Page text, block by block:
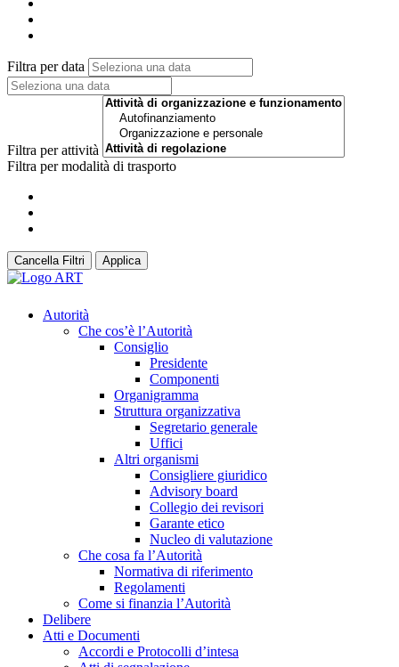
Filtra per data
Filtra per attività
Filtra per modalità di trasporto
Cancella Filtri Applica
Autorità
Che cos’è l’Autorità
Consiglio
Presidente
Componenti
Organigramma
Struttura organizzativa
Segretario generale
Uffici
Altri organismi
Consigliere giuridico
Advisory board
Collegio dei revisori
Garante etico
Nucleo di valutazione
Che cosa fa l’Autorità
Normativa di riferimento
Regolamenti
Come si finanzia l’Autorità
Delibere
Atti e Documenti
Accordi e Protocolli d’intesa